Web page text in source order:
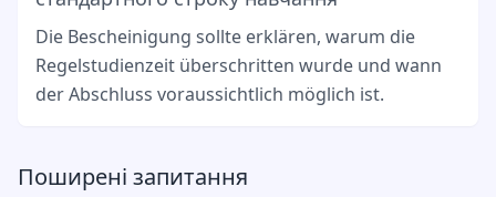
Die Bescheinigung sollte erklären, warum die
Regelstudienzeit überschritten wurde und wann
der Abschluss voraussichtlich möglich ist.
Поширені запитання